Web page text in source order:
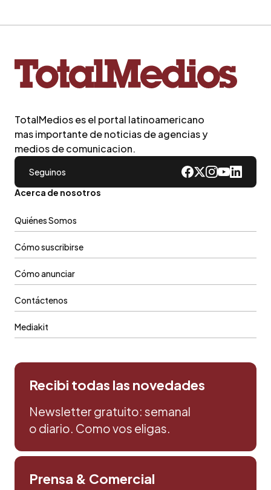
TotalMedios es el portal latinoamericano
mas importante de noticias de agencias y
medios de comunicacion.
Seguinos
Acerca de nosotros
Quiénes Somos
Cómo suscribirse
Cómo anunciar
Contáctenos
Mediakit
Recibi todas las novedades
Newsletter gratuito: semanal
o diario. Como vos eligas.
Prensa & Comercial